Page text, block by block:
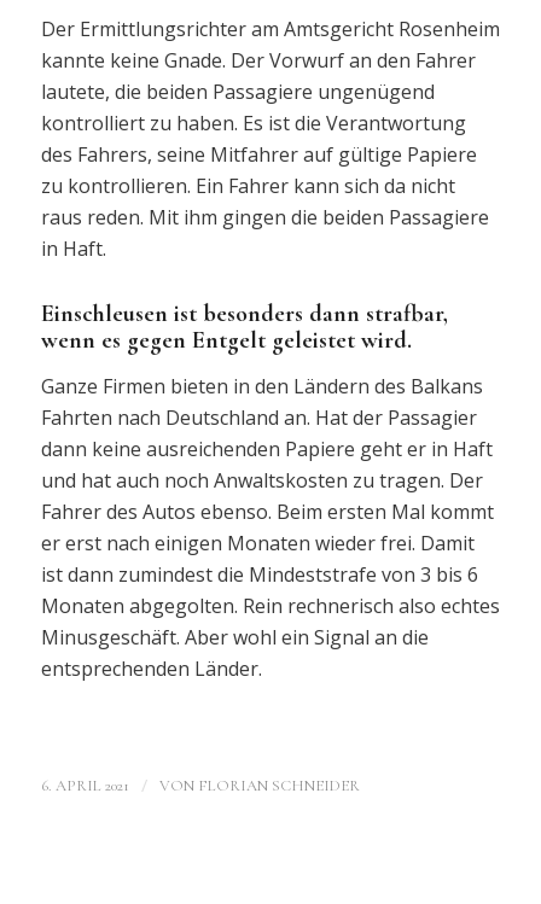
Der Ermittlungsrichter am Amtsgericht Rosenheim
kannte keine Gnade. Der Vorwurf an den Fahrer
lautete, die beiden Passagiere ungenügend
kontrolliert zu haben. Es ist die Verantwortung
des Fahrers, seine Mitfahrer auf gültige Papiere
zu kontrollieren. Ein Fahrer kann sich da nicht
raus reden. Mit ihm gingen die beiden Passagiere
in Haft.
Einschleusen ist besonders dann strafbar,
wenn es gegen Entgelt geleistet wird.
Ganze Firmen bieten in den Ländern des Balkans
Fahrten nach Deutschland an. Hat der Passagier
dann keine ausreichenden Papiere geht er in Haft
und hat auch noch Anwaltskosten zu tragen. Der
Fahrer des Autos ebenso. Beim ersten Mal kommt
er erst nach einigen Monaten wieder frei. Damit
ist dann zumindest die Mindeststrafe von 3 bis 6
Monaten abgegolten. Rein rechnerisch also echtes
Minusgeschäft. Aber wohl ein Signal an die
entsprechenden Länder.
6. APRIL 2021 / VON FLORIAN SCHNEIDER